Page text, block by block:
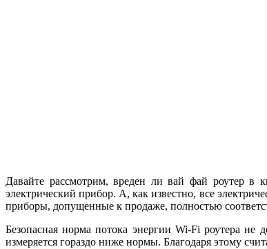
Давайте рассмотрим, вреден ли вай фай роутер
электрический прибор. А, как известно, все
приборы, допущенные к продаже, полностью
Безопасная норма потока энергии Wi-Fi роутера
измеряется гораздо ниже нормы. Благодаря этому